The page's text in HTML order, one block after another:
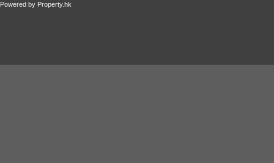
Powered by Property.hk